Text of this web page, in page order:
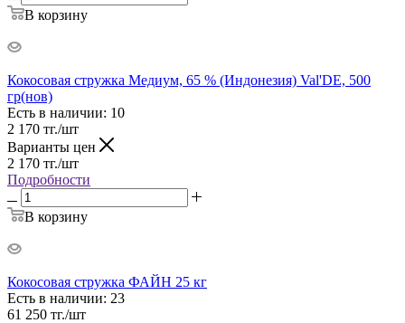
В корзину
Кокосовая стружка Медиум, 65 % (Индонезия) Val'DE, 500
гр(нов)
Есть в наличии: 10
2 170 тг./шт
Варианты цен
2 170 тг./шт
Подробности
В корзину
Кокосовая стружка ФАЙН 25 кг
Есть в наличии: 23
61 250 тг./шт